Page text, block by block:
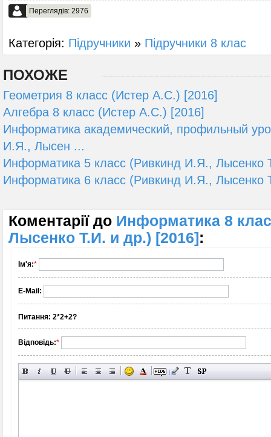
Переглядів: 2976
Категорія: Підручники » Підручники 8 клас
ПОХОЖЕ
Геометрия 8 класс (Истер А.С.) [2016]
Алгебра 8 класс (Истер А.С.) [2016]
Информатика академический, профильный
И.Я., Лысен ...
Информатика 5 класс (Ривкинд И.Я., Лысенко
Информатика 6 класс (Ривкинд И.Я., Лысенко
Коментарії до Информатика 8
Лысенко Т.И. и др.) [2016] :
Ім'я:*
E-Mail:
Питання: 2*2+2?
Відповідь:*